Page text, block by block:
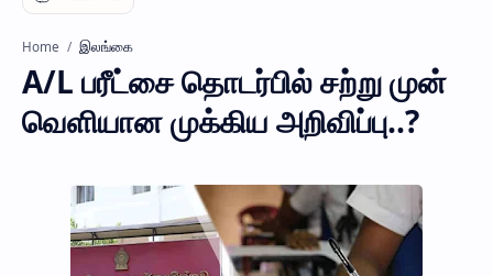
Home இலங்கை
A/L பரீட்சை தொடர்பில் சற்று முன்
வெளியான முக்கிய அறிவிப்பு..?